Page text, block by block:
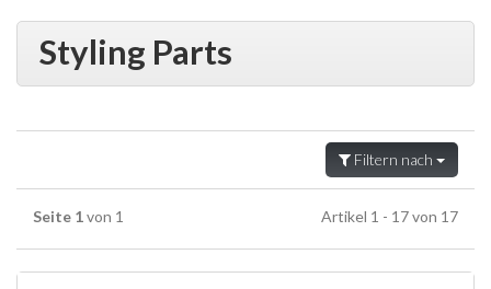
Styling Parts
Filtern nach
Seite 1von 1 Artikel 1 - 17 von 17